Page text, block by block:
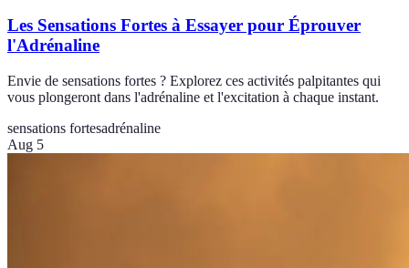
Les Sensations Fortes à Essayer pour Éprouver
l'Adrénaline
Envie de sensations fortes ? Explorez ces activités palpitantes qui
vous plongeront dans l'adrénaline et l'excitation à chaque instant.
sensations fortesadrénaline
Aug 5